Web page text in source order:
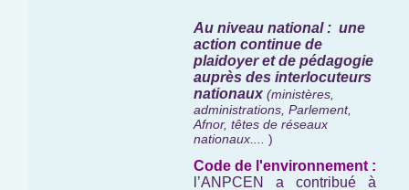
Au niveau national : une
action continue de
plaidoyer et de pédagogie
auprès des interlocuteurs
nationaux (ministères,
administrations, Parlement,
Afnor, têtes de réseaux
nationaux....
)
Code de l'environnement :
l’ANPCEN a contribué à